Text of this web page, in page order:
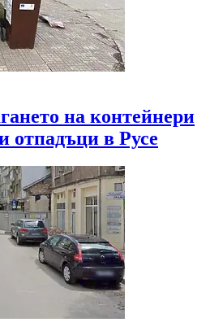
на контейнери
отпадъци в Русе